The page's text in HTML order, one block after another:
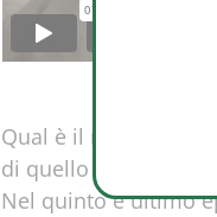
Qual è il nostro
di quello tecnologico?
Nel quinto e ultimo